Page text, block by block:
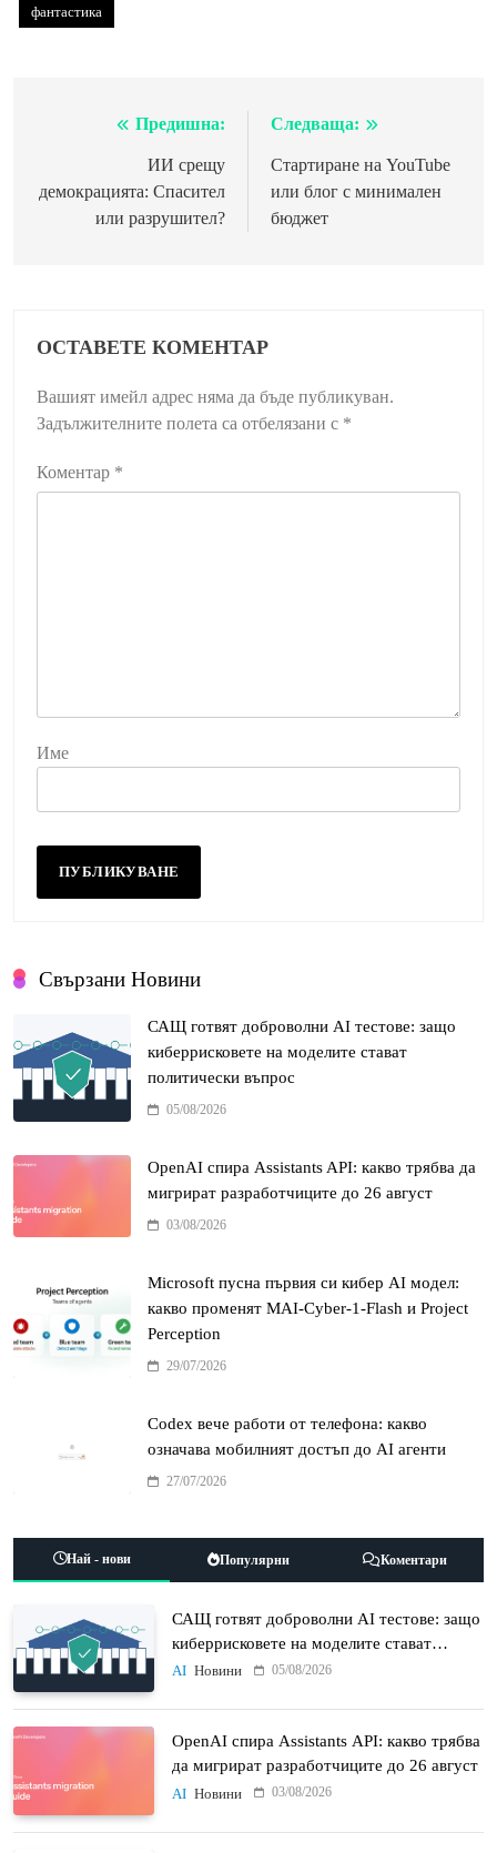
фантастика
НавигацияПредишна:
ИИ срещу
демокрацията: Спасител
или разрушител?
Следваща:
Стартиране на YouTube
или блог с минимален
бюджет
ОСТАВЕТЕ КОМЕНТАР
Вашият имейл адрес няма да бъде публикуван.
Задължителните полета са отбелязани с *
Коментар *
Име
Свързани Новини
САЩ готвят доброволни AI тестове: защо
киберрисковете на моделите стават
политически въпрос
05/08/2026
OpenAI спира Assistants API: какво трябва да
мигрират разработчиците до 26 август
03/08/2026
Microsoft пусна първия си кибер AI модел:
какво променят MAI-Cyber-1-Flash и Project
Perception
29/07/2026
Codex вече работи от телефона: какво
означава мобилният достъп до AI агенти
27/07/2026
Най - нови Популярни Коментари
САЩ готвят доброволни AI тестове: защо
киберрисковете на моделите стават
политически въпрос
AI Новини 05/08/2026
OpenAI спира Assistants API: какво трябва
да мигрират разработчиците до 26 август
AI Новини 03/08/2026